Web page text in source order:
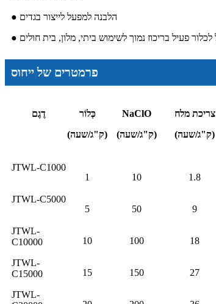
● הלבנה למפעל לייצור בגדים
פרמטרים של ייחוס
דֶגֶם
כְּלוֹר
(ק"ג/שעה)
NaClO
(ק"ג/שעה)
צריכת מלח
(ק"ג/שעה)
JTWL-C1000
1
10 1.8
JTWL-C5000
5
50 9
JTWL-
C10000
10 100 18
JTWL-
C15000
15 150 27
JTWL-